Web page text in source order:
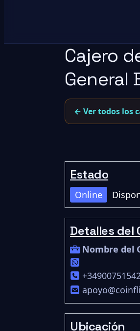
Cajero
General
← Ver todos los
Estado
Online
Detalles del
Nombre del
Ubicación